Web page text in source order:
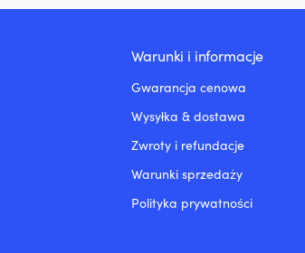
Warunki i informacje
Gwarancja cenowa
Wysyłka & dostawa
Zwroty i refundacje
Warunki sprzedaży
Polityka prywatności